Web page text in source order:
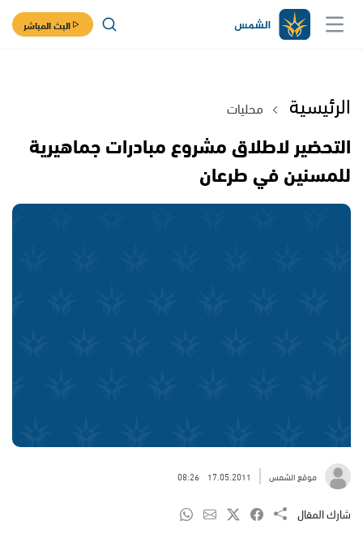
البث المباشر
الرئيسية محليات
التحضير لاطلاق مشروع مبادرات جماهيرية
للمسنين في طرعان
موقع الشمس 17.05.2011
08:26
شارك المقال